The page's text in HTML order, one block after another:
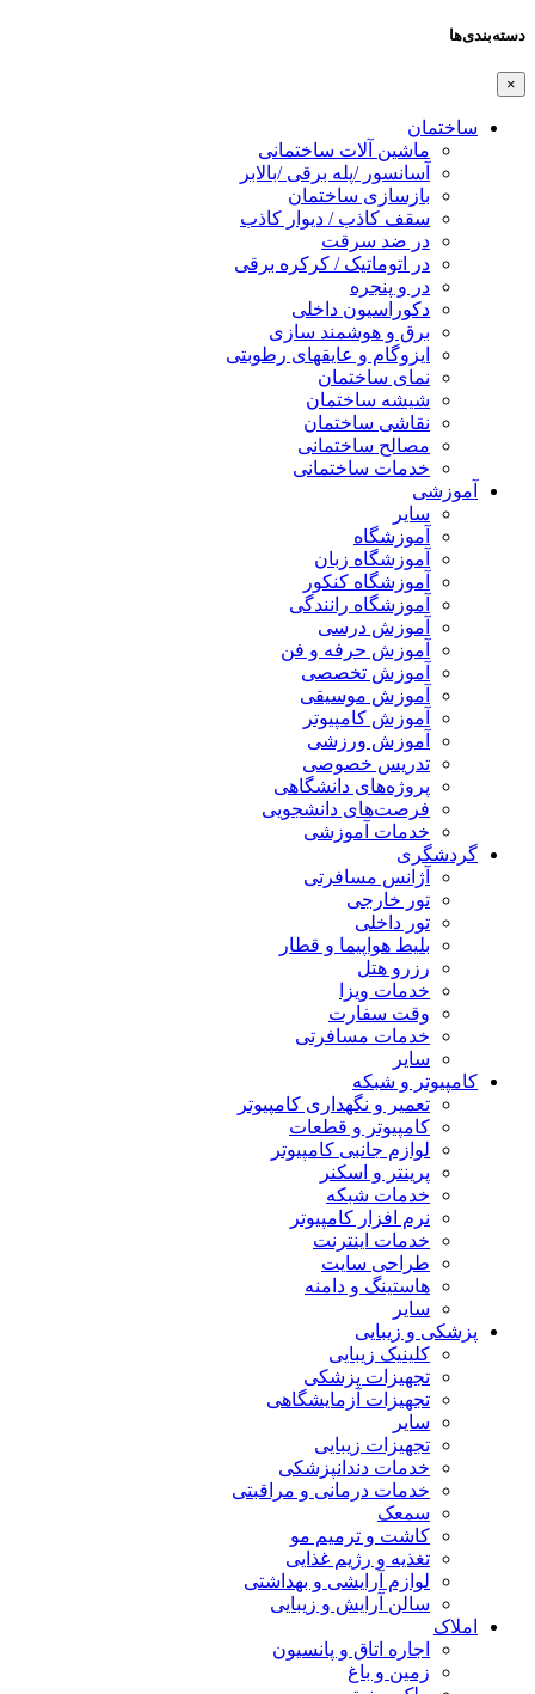
دسته‌بندی‌ها
×
ساختمان
ماشین آلات ساختمانی
آسانسور /پله برقی /بالابر
بازسازی ساختمان
سقف کاذب / دیوار کاذب
در ضد سرقت
در اتوماتیک / کرکره برقی
در و پنجره
دکوراسیون داخلی
برق و هوشمند سازی
ایزوگام و عایقهای رطوبتی
نمای ساختمان
شیشه ساختمان
نقاشی ساختمان
مصالح ساختمانی
خدمات ساختمانی
آموزشی
سایر
آموزشگاه
آموزشگاه زبان
آموزشگاه کنکور
آموزشگاه رانندگی
آموزش درسی
آموزش حرفه و فن
آموزش تخصصی
آموزش موسیقی
آموزش کامپیوتر
آموزش ورزشی
تدریس خصوصی
پروژه‌های دانشگاهی
فرصت‌های دانشجویی
خدمات آموزشی
گردشگری
آژانس مسافرتی
تور خارجی
تور داخلی
بلیط هواپیما و قطار
رزرو هتل
خدمات ویزا
وقت سفارت
خدمات مسافرتی
سایر
کامپیوتر و شبکه
تعمیر و نگهداری کامپیوتر
کامپیوتر و قطعات
لوازم جانبی کامپیوتر
پرینتر و اسکنر
خدمات شبکه
نرم افزار کامپیوتر
خدمات اینترنت
طراحی سایت
هاستینگ و دامنه
سایر
پزشکی و زیبایی
کلینیک زیبایی
تجهیزات پزشکی
تجهیزات آزمایشگاهی
سایر
تجهیزات زیبایی
خدمات دندانپزشکی
خدمات درمانی و مراقبتی
سمعک
کاشت و ترمیم مو
تغذیه و رژیم غذایی
لوازم آرایشی و بهداشتی
سالن آرایش و زیبایی
املاک
اجاره اتاق و پانسیون
زمین و باغ